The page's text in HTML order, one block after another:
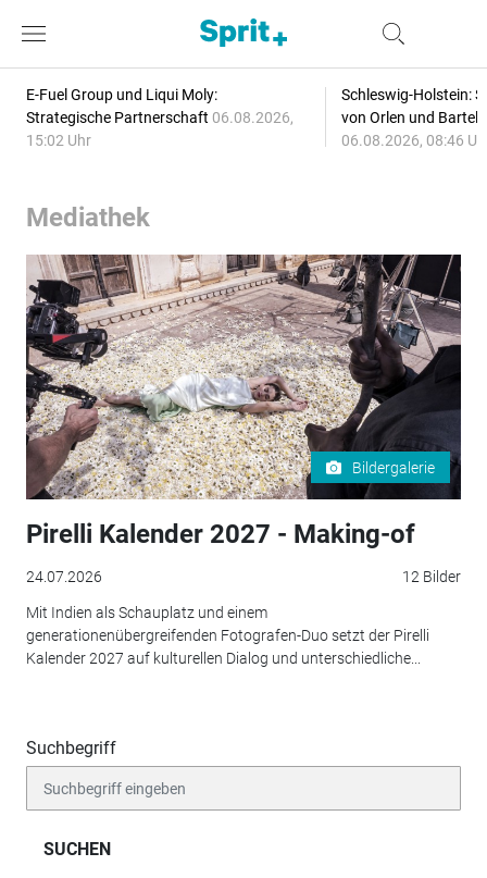
E-Fuel Group und Liqui Moly:
Strategische Partnerschaft 06.08.2026,
15:02 Uhr
Schleswig-Holstein:
von Orlen und
06.08.2026, 08:46
Mediathek
Bildergalerie
Pirelli Kalender 2027 - Making-of
24.07.2026 12 Bilder
Mit Indien als Schauplatz und einem
generationenübergreifenden Fotografen-Duo setzt der Pirelli
Kalender 2027 auf kulturellen Dialog und unterschiedliche...
Suchbegriff
SUCHEN